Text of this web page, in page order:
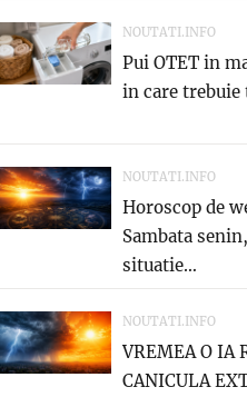
NOUTATI.INFO
Pui OTET in
in care trebuie
NOUTATI.INFO
Horoscop de
Sambata
situatie…
NOUTATI.INFO
VREMEA O IA
CANICULA